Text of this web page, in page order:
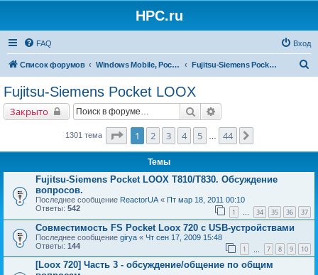
HPC.ru
FAQ Вход
Список форумов Windows Mobile, Pocket PC, MS Smartphone Fujitsu-Siemens Pocket LOOX
Fujitsu-Siemens Pocket LOOX
Закрыто Поиск
1301 тема Страница1 из
1 2 3 4 5 44
Темы
Fujitsu-Siemens Pocket LOOX T810/T830. Обсуждение
вопросов.
Последнее сообщение ReactorUA « Пт мар 18, 2011 00:10
Ответы: 542 1 … 34 35 36 37
Совместимость FS Pocket Loox 720 с USB-устройствами
Последнее сообщение girya « Чт сен 17, 2009 15:48
Ответы: 144 1 7 8 9 10
[Loox 720] Часть 3 - обсуждение/общение по общим